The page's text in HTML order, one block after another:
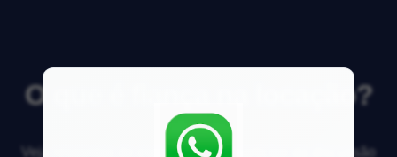
O que é fiança na locação?
Veja respostas de especialistas e participe da discussão